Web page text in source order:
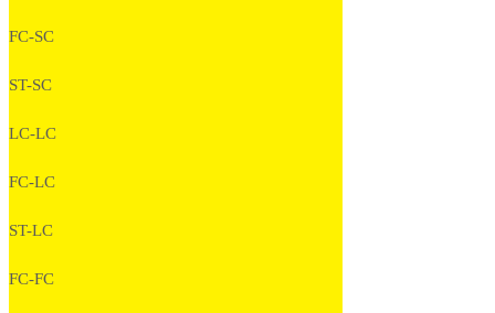
FC-SC
ST-SC
LC-LC
FC-LC
ST-LC
FC-FC